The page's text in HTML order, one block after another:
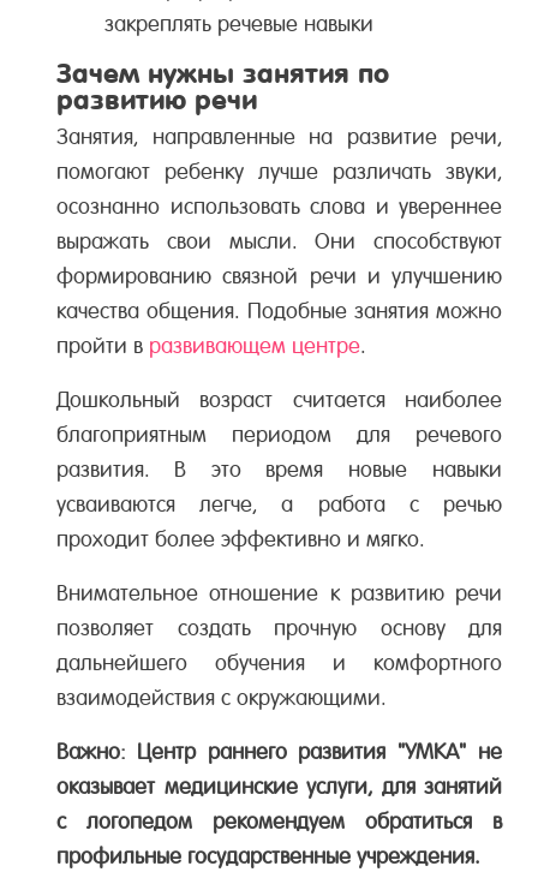
закреплять речевые навыки
Зачем нужны занятия по
развитию речи
Занятия, направленные на развитие речи,
помогают ребенку лучше различать звуки,
осознанно использовать слова и увереннее
выражать свои мысли. Они способствуют
формированию связной речи и улучшению
качества общения. Подобные занятия можно
пройти в развивающем центре.
Дошкольный возраст считается наиболее
благоприятным периодом для речевого
развития. В это время новые навыки
усваиваются легче, а работа с речью
проходит более эффективно и мягко.
Внимательное отношение к развитию речи
позволяет создать прочную основу для
дальнейшего обучения и комфортного
взаимодействия с окружающими.
Важно: Центр раннего развития "УМКА" не
оказывает медицинские услуги, для занятий
с логопедом рекомендуем обратиться в
профильные государственные учреждения.